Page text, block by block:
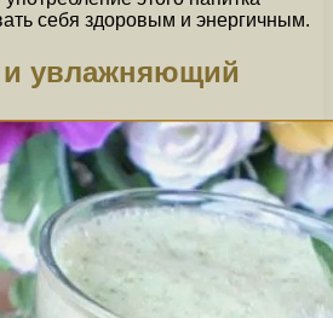
себя здоровым и энергичным.
увлажняющий